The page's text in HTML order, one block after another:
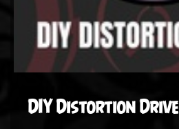
DIY Distortion Drive